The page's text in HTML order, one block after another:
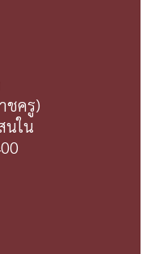
ชครู)
นใน